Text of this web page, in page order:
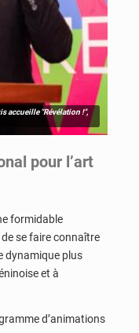
accueille "Révélation !",
pour l’art
formidable
se faire connaître
dynamique plus
et à
d’animations